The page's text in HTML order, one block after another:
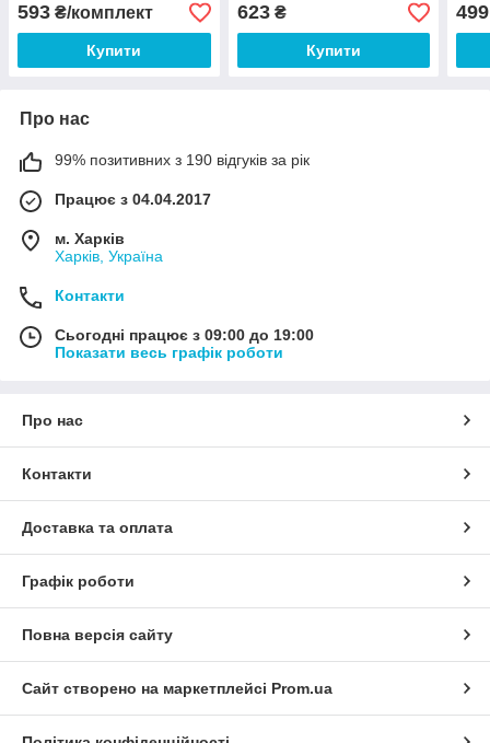
593 ₴/комплект
Купити
623₴
Купити
499
Про нас
99% позитивних з 190 відгуків за рік
Працює з 04.04.2017
м. Харків
Харків, Україна
Контакти
Сьогодні працює з 09:00 до 19:00
Показати весь графік роботи
Про нас
Контакти
Доставка та оплата
Графік роботи
Повна версія сайту
Сайт створено на маркетплейсі Prom.ua